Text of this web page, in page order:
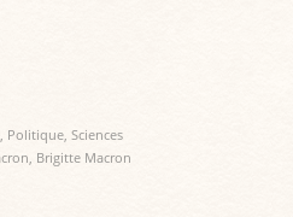
, Politique, Sciences
, Brigitte Macron